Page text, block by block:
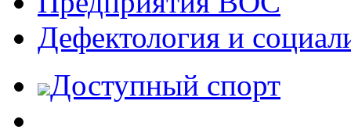
Дефектология и
Доступный спорт